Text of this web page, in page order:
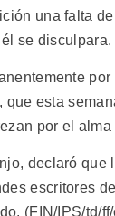
una falta
se disculpara.
esta
por el alma
declaró que
escritores
(FIN/IPS/td/